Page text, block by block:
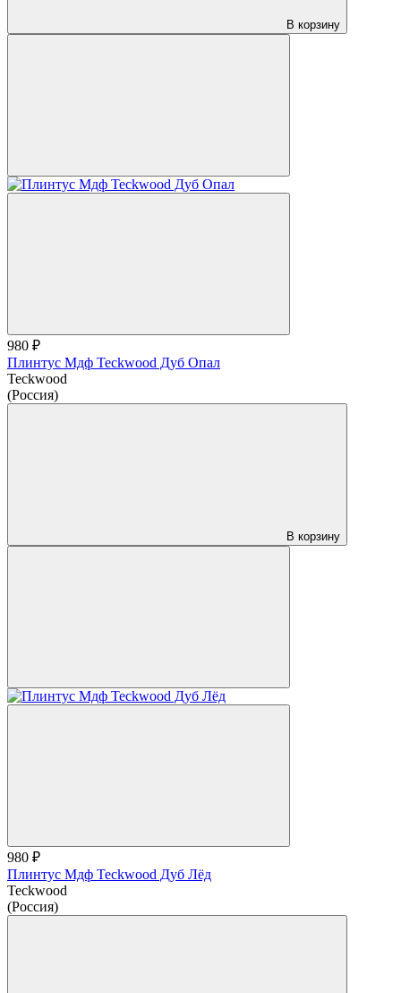
В корзину
980 ₽
Плинтус Мдф Teckwood Дуб Опал
Teckwood
(Россия)
В корзину
980 ₽
Плинтус Мдф Teckwood Дуб Лёд
Teckwood
(Россия)